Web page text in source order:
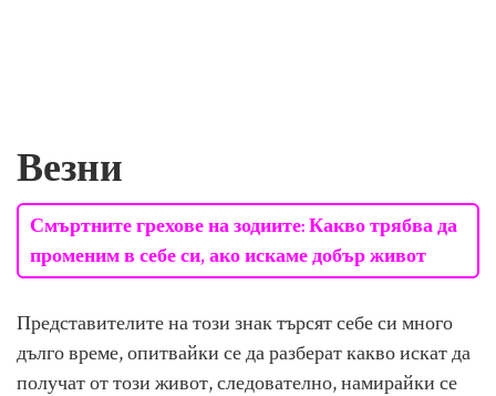
Везни
Смъртните грехове на зодиите: Какво трябва да
променим в себе си, ако искаме добър живот
Представителите на този знак търсят себе си много
дълго време, опитвайки се да разберат какво искат да
получат от този живот, следователно, намирайки се